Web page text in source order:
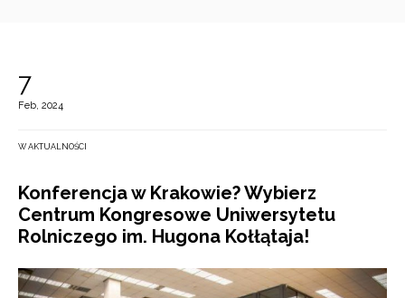
7
Feb, 2024
W AKTUALNOŚCI
Konferencja w Krakowie? Wybierz
Centrum Kongresowe Uniwersytetu
Rolniczego im. Hugona Kołłątaja!